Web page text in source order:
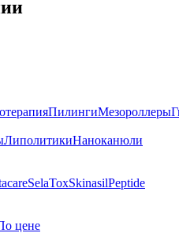
ПилингиМезороллеры
ЛиполитикиНаноканюли
SelaToxSkinasilPeptide
цене